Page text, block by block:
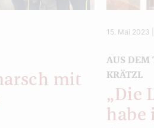
mit
15. Mai 2023
AUS DEM
KRÄTZL
„Die
habe